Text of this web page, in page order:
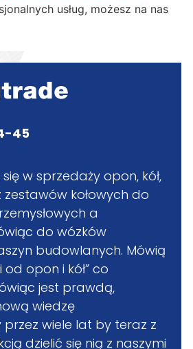
usług, możesz na nas
45
w sprzedaży opon, kół,
kołowych do
a
do wózków
budowlanych. Mówią
od opon i kół” co
jest prawdą,
wiedzę
wiele lat by teraz z
dzielić się nią z naszymi